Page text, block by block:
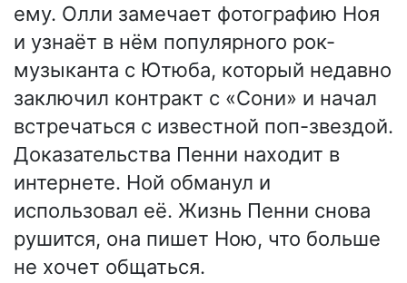
ему. Олли замечает фотографию Ноя
и узнаёт в нём популярного рок-
музыканта с Ютюба, который недавно
заключил контракт с «Сони» и начал
встречаться с известной поп-звездой.
Доказательства Пенни находит в
интернете. Ной обманул и
использовал её. Жизнь Пенни снова
рушится, она пишет Ною, что больше
не хочет общаться.